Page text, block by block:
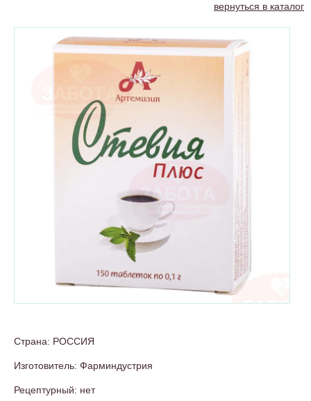
вернуться в каталог
Страна: РОССИЯ
Изготовитель: Фарминдустрия
Рецептурный: нет